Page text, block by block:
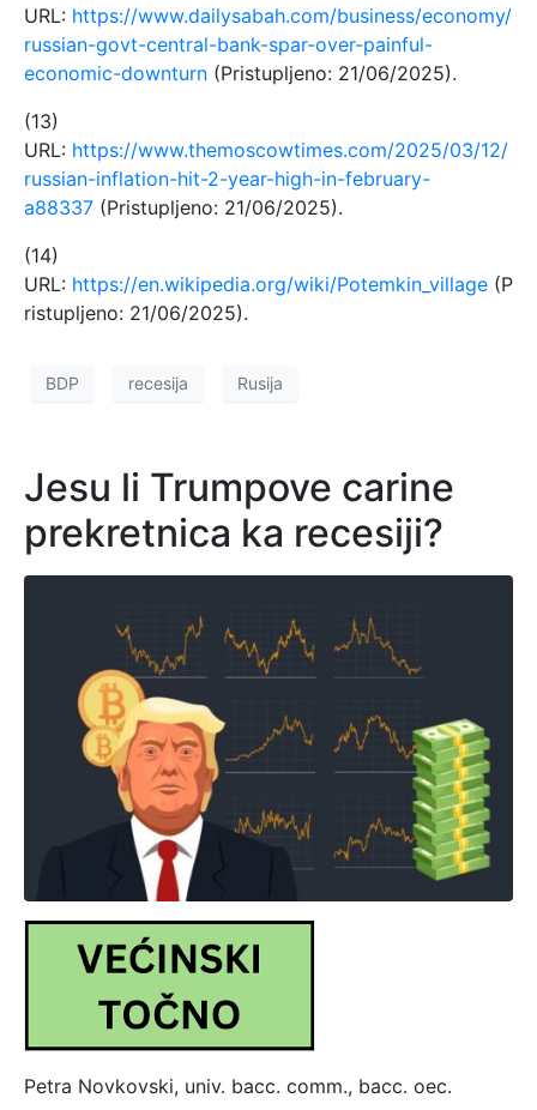
URL: https://www.dailysabah.com/business/economy/
russian-govt-central-bank-spar-over-painful-
economic-downturn (Pristupljeno: 21/06/2025).
(13)
URL: https://www.themoscowtimes.com/2025/03/12/
russian-inflation-hit-2-year-high-in-february-
a88337 (Pristupljeno: 21/06/2025).
(14)
URL: https://en.wikipedia.org/wiki/Potemkin_village (P
ristupljeno: 21/06/2025).
BDP recesija Rusija
Jesu li Trumpove carine
prekretnica ka recesiji?
Petra Novkovski, univ. bacc. comm., bacc. oec.